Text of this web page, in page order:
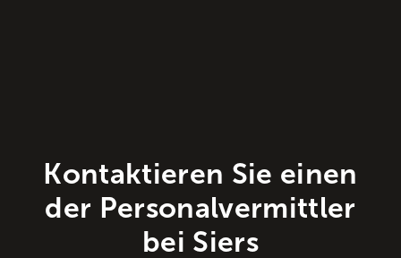
Kontaktieren Sie einen
der Personalvermittler
bei Siers